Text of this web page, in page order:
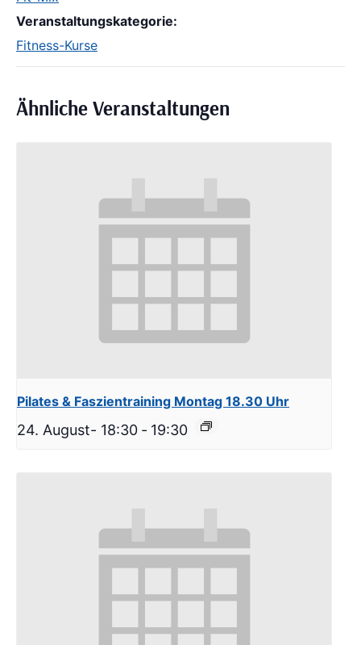
Veranstaltungskategorie:
Fitness-Kurse
Ähnliche Veranstaltungen
Pilates & Faszientraining Montag 18.30 Uhr
24. August- 18:30 - 19:30